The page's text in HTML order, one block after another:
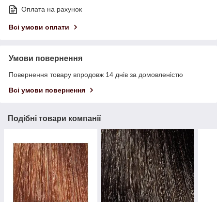
Оплата на рахунок
Всі умови оплати
Умови повернення
Повернення товару впродовж 14 днів за домовленістю
Всі умови повернення
Подібні товари компанії